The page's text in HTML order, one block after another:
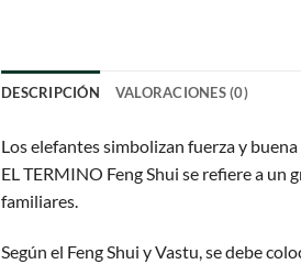
DESCRIPCIÓN VALORACIONES (0)
Los elefantes simbolizan fuerza y
EL TERMINO Feng Shui se refiere a
familiares.
Según el Feng Shui y Vastu, se debe